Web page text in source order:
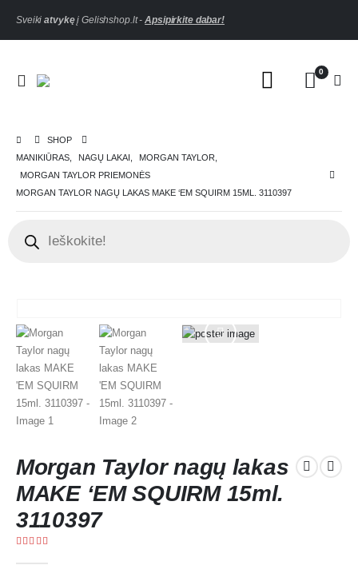
Sveikiatvykęį Gelishshop.lt -Apsipirkite dabar!
0
SHOP
MANIKIŪRAS
NAGŲ LAKAI MORGAN TAYLOR
MORGAN TAYLOR PRIEMONĖS
MORGAN TAYLOR NAGŲ LAKAS MAKE ‘EM SQUIRM 15ML. 3110397
Morgan Taylor nagų lakas
MAKE ‘EM SQUIRM 15ml.
3110397